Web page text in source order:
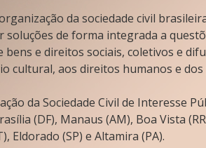
da sociedade civil
de forma integrada a
e direitos sociais, coletivos e
cultural, aos direitos humanos e dos
da Sociedade Civil de Interesse
(DF), Manaus (AM), Boa Vista
Eldorado (SP) e Altamira (PA).